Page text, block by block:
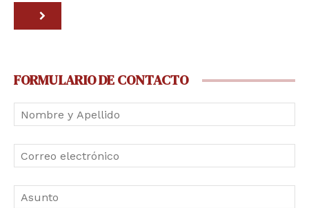
FORMULARIO DE CONTACTO